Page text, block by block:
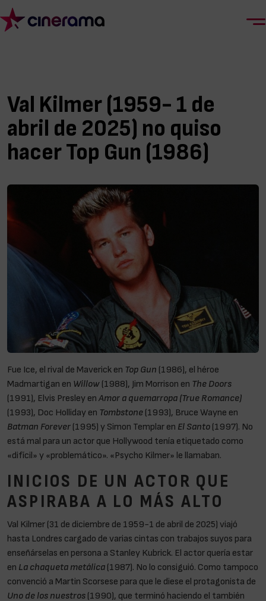
Val Kilmer (1959- 1 de
abril de 2025) no quiso
hacer Top Gun (1986)
Fue Ice, el rival de Maverick en Top Gun (1986), el héroe
Madmartigan en Willow (1988), Jim Morrison en The Doors
(1991), Elvis Presley en Amor a quemarropa (True Romance)
(1993), Doc Holliday en Tombstone (1993), Bruce Wayne en
Batman Forever (1995) y Simon Templar en El Santo (1997). No
está mal para un actor que Hollywood tenía etiquetado como
«difícil» y «problemático». «Psycho Kilmer» le llamaban.
INICIOS DE UN ACTOR QUE
ASPIRABA A LO MÁS ALTO
Val Kilmer (31 de diciembre de 1959-1 de abril de 2025) viajó
hasta Londres cargado de varias cintas con trabajos suyos para
enseñárselas en persona a Stanley Kubrick. El actor quería estar
en La chaqueta metálica (1987). No lo consiguió. Como tampoco
convenció a Martin Scorsese para que le diese el protagonista de
Uno de los nuestros (1990), que terminó haciendo el también